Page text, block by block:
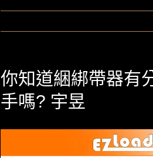
你知道綑綁帶器有
手嗎? 宇昱